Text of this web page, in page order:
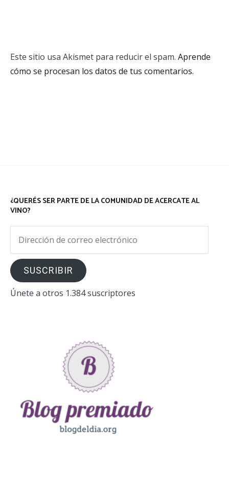
Este sitio usa Akismet para reducir el spam. Aprende
cómo se procesan los datos de tus comentarios.
¿QUERÉS SER PARTE DE LA COMUNIDAD DE ACERCATE AL
VINO?
correo
electrónico
SUSCRIBIR
Únete a otros 1.384 suscriptores